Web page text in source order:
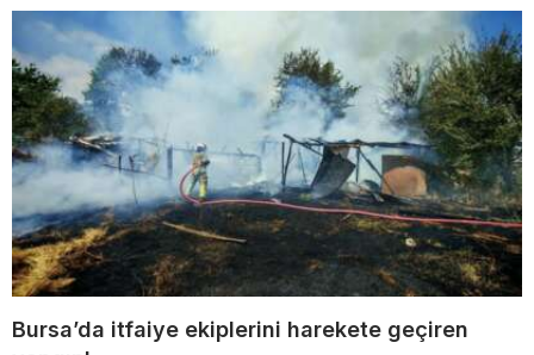
Bursa’da itfaiye ekiplerini harekete geçiren